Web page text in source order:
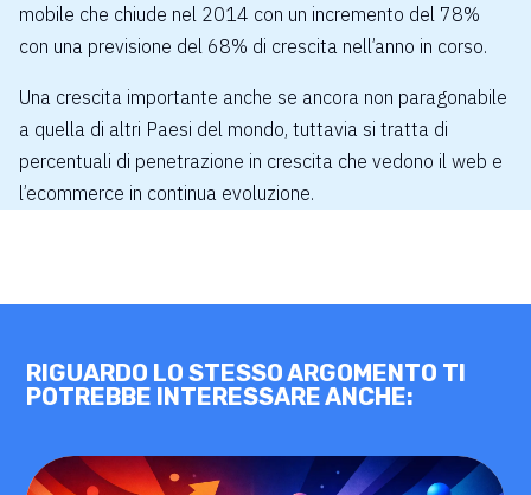
mobile che chiude nel 2014 con un incremento del 78%
con una previsione del 68% di crescita nell’anno in corso.
Una crescita importante anche se ancora non paragonabile
a quella di altri Paesi del mondo, tuttavia si tratta di
percentuali di penetrazione in crescita che vedono il web e
l’ecommerce in continua evoluzione.
RIGUARDO LO STESSO ARGOMENTO TI
POTREBBE INTERESSARE ANCHE: